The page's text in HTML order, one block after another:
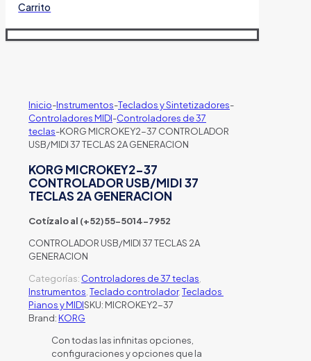
Carrito
Inicio-Instrumentos-Teclados y Sintetizadores-
Controladores MIDI-Controladores de 37
teclas-KORG MICROKEY2-37 CONTROLADOR
USB/MIDI 37 TECLAS 2A GENERACION
KORG MICROKEY2-37
CONTROLADOR USB/MIDI 37
TECLAS 2A GENERACION
Cotízalo al (+52)55-5014-7952
CONTROLADOR USB/MIDI 37 TECLAS 2A
GENERACION
Categorías: Controladores de 37 teclas,
Instrumentos,Teclado controlador,Teclados
Pianos y MIDISKU: MICROKEY2-37
Brand:KORG
Con todas las infinitas opciones,
configuraciones y opciones que la